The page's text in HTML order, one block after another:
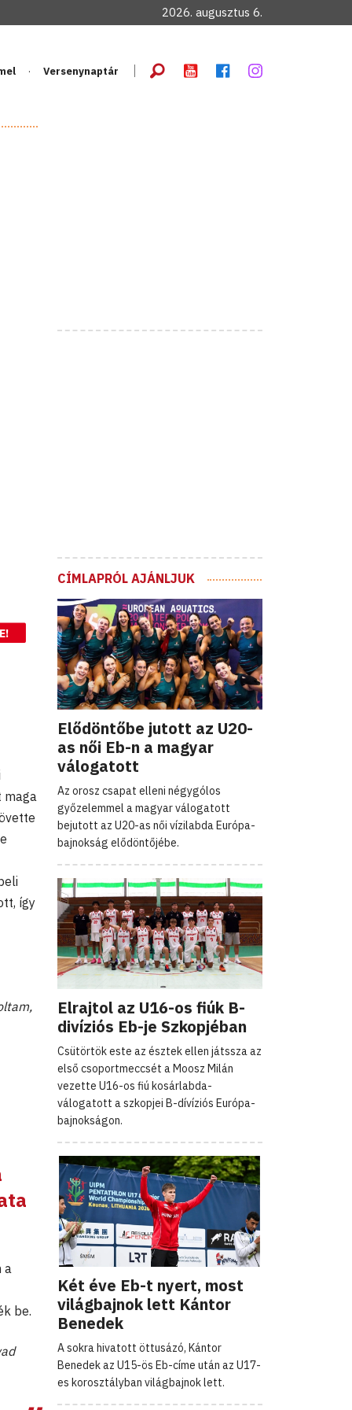
2026. augusztus 6.
Versenynaptár
maga
így
a
be.
CÍMLAPRÓL AJÁNLJUK
Elődöntőbe jutott az U20-
as női Eb-n a magyar
válogatott
Az orosz csapat elleni négygólos
győzelemmel a magyar válogatott
bejutott az U20-as női vízilabda Európa-
bajnokság elődöntőjébe.
Elrajtol az U16-os fiúk B-
divíziós Eb-je Szkopjéban
Csütörtök este az észtek ellen játssza az
első csoportmeccsét a Moosz Milán
vezette U16-os fiú kosárlabda-
válogatott a szkopjei B-dívíziós Európa-
bajnokságon.
Két éve Eb-t nyert, most
világbajnok lett Kántor
Benedek
A sokra hivatott öttusázó, Kántor
Benedek az U15-ös Eb-címe után az U17-
es korosztályban világbajnok lett.